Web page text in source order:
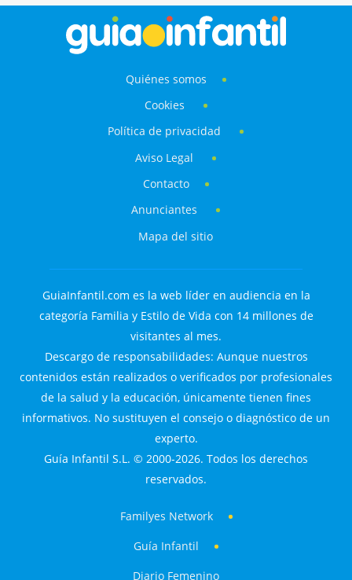
Quiénes somos
Cookies
Política de privacidad
Aviso Legal
Contacto
Anunciantes
Mapa del sitio
GuiaInfantil.com es la web líder en audiencia en la
categoría Familia y Estilo de Vida con 14 millones de
visitantes al mes.
Descargo de responsabilidades: Aunque nuestros
contenidos están realizados o verificados por profesionales
de la salud y la educación, únicamente tienen fines
informativos. No sustituyen el consejo o diagnóstico de un
experto.
Guía Infantil S.L. © 2000-2026. Todos los derechos
reservados.
Familyes Network
Guía Infantil
Diario Femenino